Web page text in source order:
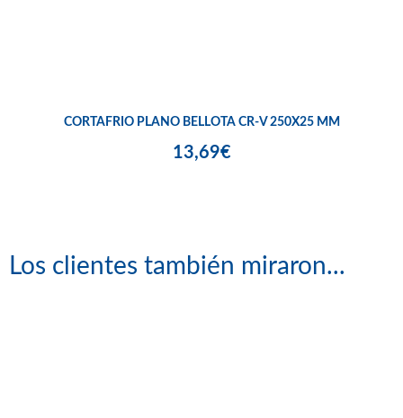
CORTAFRIO PLANO BELLOTA CR-V 250X25 MM
13,69€
Los clientes también miraron...